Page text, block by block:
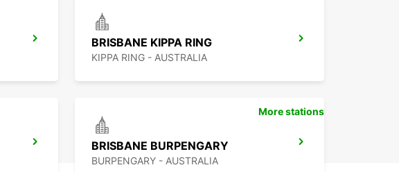
BRISBANE KIPPA RING
KIPPA RING - AUSTRALIA
BRISBANE BURPENGARY
BURPENGARY - AUSTRALIA
More stations